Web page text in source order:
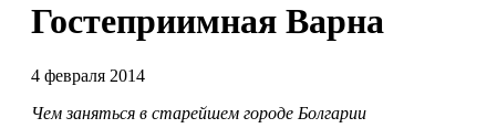
Гостеприимная Варна
4 февраля 2014
Чем заняться в старейшем городе Болгарии